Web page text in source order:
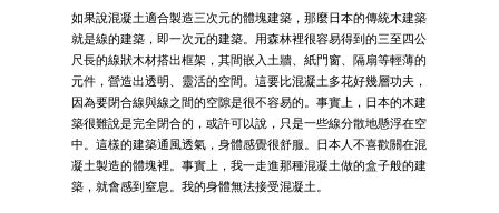
如果說混凝土適合製造三次元的體塊建築，那麼日本的傳統木建築
就是線的建築，即一次元的建築。用森林裡很容易得到的三至四公
尺長的線狀木材搭出框架，其間嵌入土牆、紙門窗、隔扇等輕薄的
元件，營造出透明、靈活的空間。這要比混凝土多花好幾層功夫，
因為要閉合線與線之間的空隙是很不容易的。事實上，日本的木建
築很難說是完全閉合的，或許可以說，只是一些線分散地懸浮在空
中。這樣的建築通風透氣，身體感覺很舒服。日本人不喜歡關在混
凝土製造的體塊裡。事實上，我一走進那種混凝土做的盒子般的建
築，就會感到窒息。我的身體無法接受混凝土。